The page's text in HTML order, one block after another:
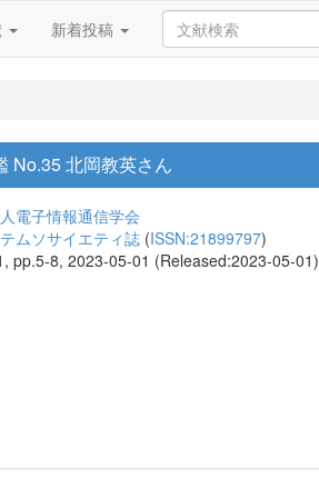
新着投稿
No.35 北岡教英さん
電子情報通信学会
ムソサイエティ誌 (ISSN:21899797)
pp.5-8, 2023-05-01 (Released:2023-05-01)